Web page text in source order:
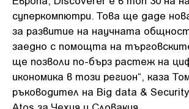
суперкомпютри. Това ще даде
за развитие на научната
заедно с помощта на
ще позволи по-бърз растеж на
икономика в този регион“, каза
ръководител на Big data &
Atos за Чехия и Словакия